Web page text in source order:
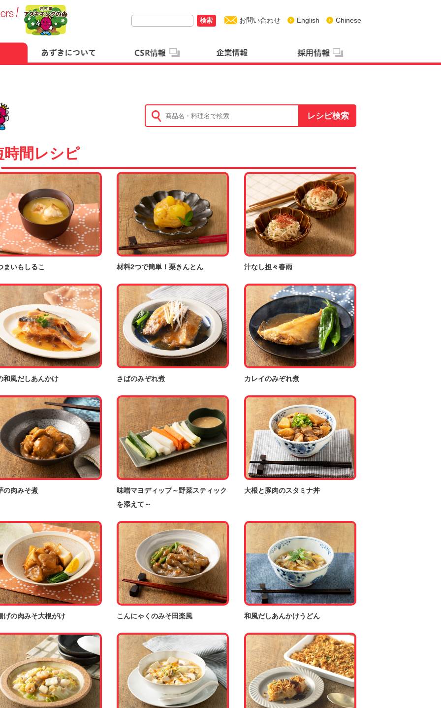
検索 お問い合わせ English Chinese
レシピ検索
時間レシピ
まいもしるこ 材料2つで簡単！栗きんとん 汁なし担々春雨
和風だしあんかけ さばのみぞれ煮 カレイのみぞれ煮
の肉みそ煮
味噌マヨディップ～野菜スティック
を添えて～
大根と豚肉のスタミナ丼
げの肉みそ大根がけ こんにゃくのみそ田楽風 和風だしあんかけうどん